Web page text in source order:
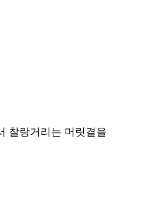
찰랑거리는 머릿결을